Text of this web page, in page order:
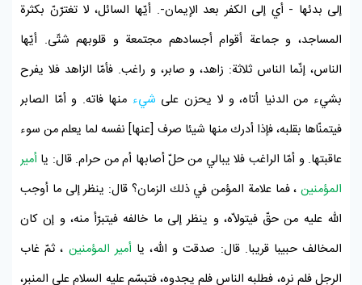
إلى بدئها - أي إلى الكفر بعد الإيمان-. أيّها السائل، لا تغترّنّ بكثرة
المساجد، و جماعة أقوام أجسادهم مجتمعة و قلوبهم شتّى. أيّها
الناس، إنّما الناس ثلاثة: زاهد، و صابر، و راغب. فأمّا الزاهد فلا يفرح
بشيء من الدنيا أتاه، و لا يحزن على شيء منها فاته. و أمّا الصابر
فيتمنّاها بقلبه، فإذا أدرك منها شيئا صرف [عنها] نفسه لما يعلم من سوء
عاقبتها. و أمّا الراغب فلا يبالي من حلّ أصابها أم من حرام. قال: يا أمير
المؤمنين ، فما علامة المؤمن في ذلك الزمان؟ قال: ينظر إلى ما أوجب
اللّه عليه من حقّ فيتولاّه، و ينظر إلى ما خالفه فيتبرّأ منه، و إن كان
المخالف حبيبا قريبا. قال: صدقت و اللّه، ياأمير المؤمنين ، ثمّ غاب
الرجل فلم نره، فطلبه الناس فلم يجدوه، فتبسّم عليه السلام على المنبر،